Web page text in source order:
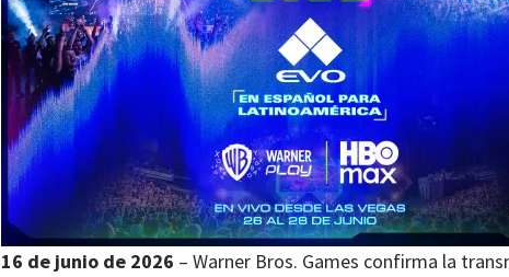
16 de junio de 2026 – Warner Bros. Games confirma la